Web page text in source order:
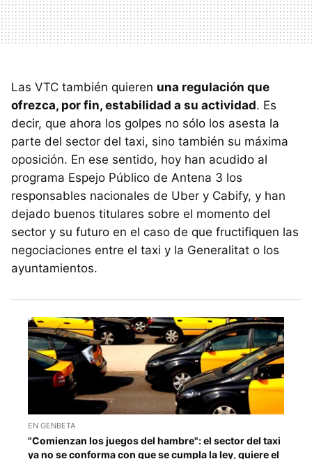
Las VTC también quieren una regulación que
ofrezca, por fin, estabilidad a su actividad. Es
decir, que ahora los golpes no sólo los asesta la
parte del sector del taxi, sino también su máxima
oposición. En ese sentido, hoy han acudido al
programa Espejo Público de Antena 3 los
responsables nacionales de Uber y Cabify, y han
dejado buenos titulares sobre el momento del
sector y su futuro en el caso de que fructifiquen las
negociaciones entre el taxi y la Generalitat o los
ayuntamientos.
EN GENBETA
"Comienzan los juegos del hambre": el sector del taxi
ya no se conforma con que se cumpla la ley, quiere el